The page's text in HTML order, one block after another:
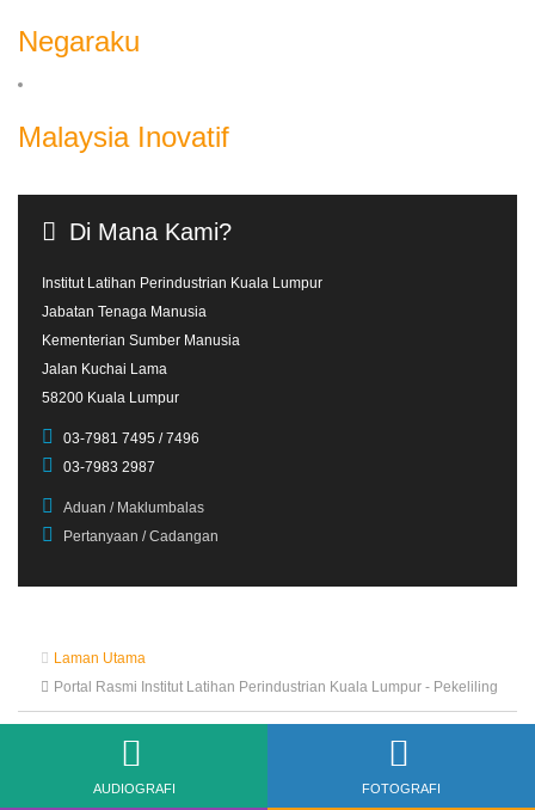
Negaraku
Malaysia Inovatif
Di Mana Kami?
Institut Latihan Perindustrian Kuala Lumpur
Jabatan Tenaga Manusia
Kementerian Sumber Manusia
Jalan Kuchai Lama
58200 Kuala Lumpur
03-7981 7495 / 7496
03-7983 2987
Aduan / Maklumbalas
Pertanyaan / Cadangan
Laman Utama
Portal Rasmi Institut Latihan Perindustrian Kuala Lumpur - Pekeliling
AUDIOGRAFI FOTOGRAFI